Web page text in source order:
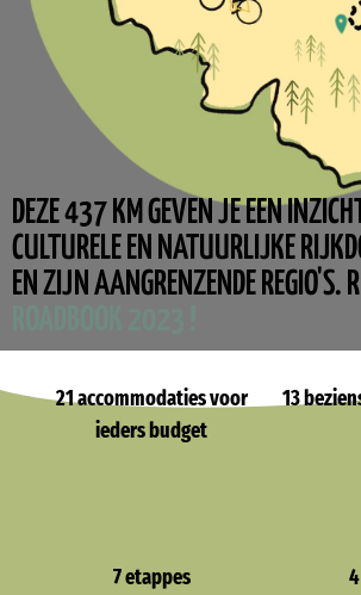
DEZE 437 KM GEVEN JE EEN
CULTURELE EN NATUURLIJKE
EN ZIJN AANGRENZENDE REGIO'S.
21 accommodaties voor
ieders budget
13
7etappes